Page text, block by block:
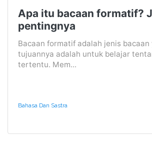
Apa itu bacaan formatif?
pentingnya
Bacaan formatif adalah jenis bacaan
tujuannya adalah untuk belajar
tertentu. Mem...
Bahasa Dan Sastra